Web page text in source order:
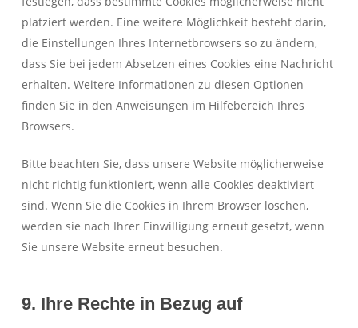
platziert werden. Eine weitere Möglichkeit besteht darin,
die Einstellungen Ihres Internetbrowsers so zu ändern,
dass Sie bei jedem Absetzen eines Cookies eine Nachricht
erhalten. Weitere Informationen zu diesen Optionen
finden Sie in den Anweisungen im Hilfebereich Ihres
Browsers.
Bitte beachten Sie, dass unsere Website möglicherweise
nicht richtig funktioniert, wenn alle Cookies deaktiviert
sind. Wenn Sie die Cookies in Ihrem Browser löschen,
werden sie nach Ihrer Einwilligung erneut gesetzt, wenn
Sie unsere Website erneut besuchen.
9. Ihre Rechte in Bezug auf